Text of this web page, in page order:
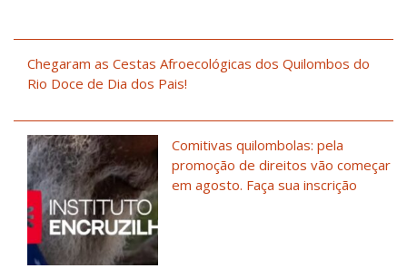
Chegaram as Cestas Afroecológicas dos Quilombos do
Rio Doce de Dia dos Pais!
Comitivas quilombolas: pela
promoção de direitos vão começar
em agosto. Faça sua inscrição